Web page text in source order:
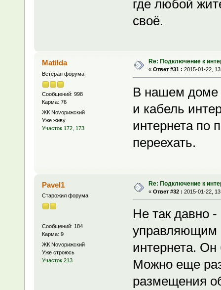
где любой
своё.
Matilda
Ветеран форума
Сообщений: 998
Карма: 76
ЖК Novoрижский
Уже живу
Участок 172, 173
Re: Подключение к
« Ответ #31 : 2015-01-22,
В нашем доме
и кабель
интернета по
переехать.
Pavel1
Старожил форума
Сообщений: 184
Карма: 9
ЖК Novoрижский
Уже строюсь
Участок 213
Re: Подключение к
« Ответ #32 : 2015-01-22,
Не так давно
управляющим
интернета.
Можно еще
размещения